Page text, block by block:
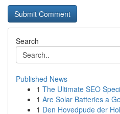
Search
Published News
1 The Ultimate SEO
1 Are Solar Batteries a
1 Den Hovedpude der